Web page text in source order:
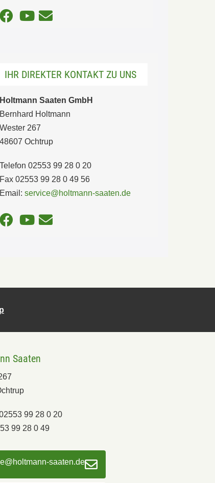
IHR DIREKTER KONTAKT ZU UNS
Holtmann Saaten GmbH
Bernhard Holtmann
Wester 267
48607 Ochtrup
Telefon 02553 99 28 0 20
Fax 02553 99 28 0 49 56
Email: service@holtmann-saaten.de
Saaten
99 28 0 20
99 28 0 49
saaten.de